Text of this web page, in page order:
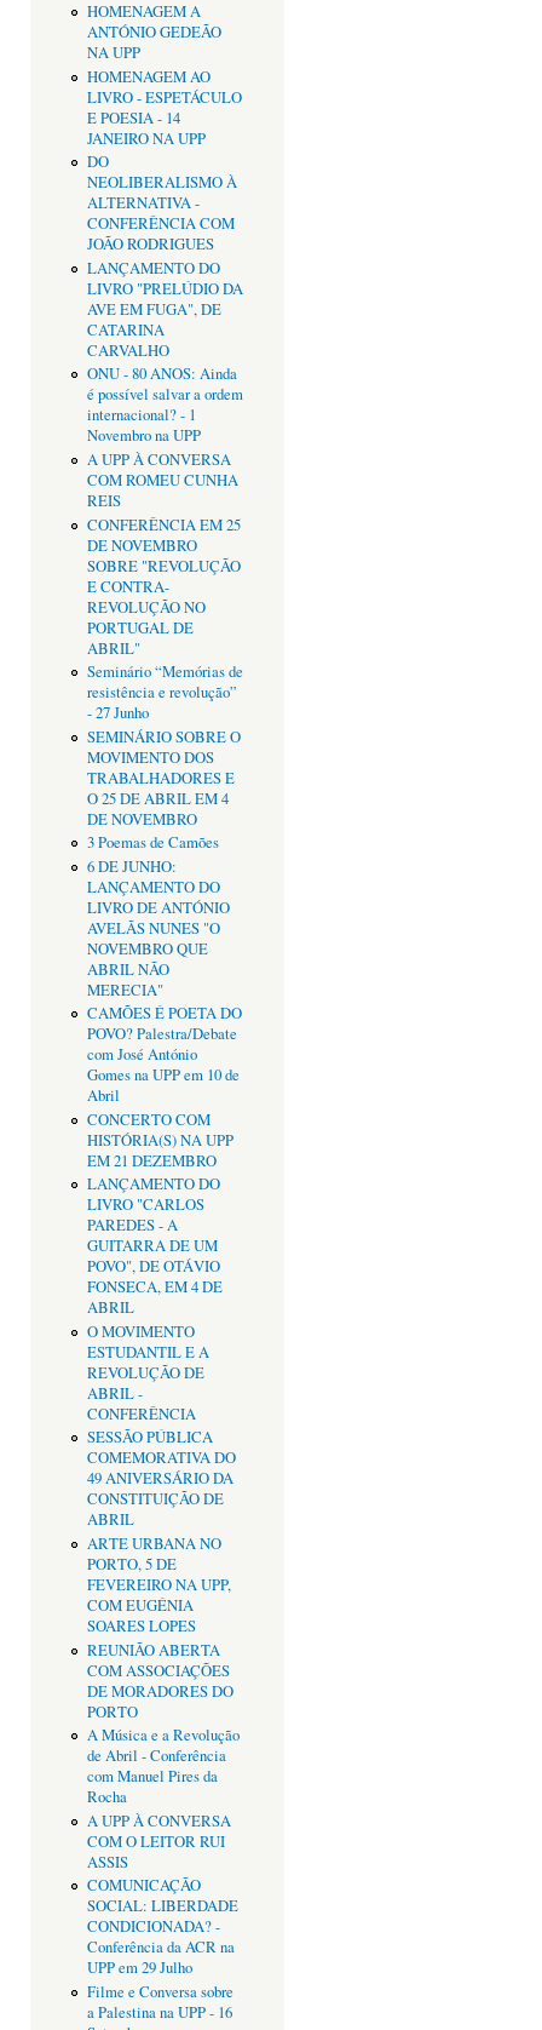
HOMENAGEM A
ANTÓNIO GEDEÃO
NA UPP
HOMENAGEM AO
LIVRO - ESPETÁCULO
E POESIA - 14
JANEIRO NA UPP
DO
NEOLIBERALISMO À
ALTERNATIVA -
CONFERÊNCIA COM
JOÃO RODRIGUES
LANÇAMENTO DO
LIVRO "PRELÚDIO DA
AVE EM FUGA", DE
CATARINA
CARVALHO
ONU - 80 ANOS: Ainda
é possível salvar a ordem
internacional? - 1
Novembro na UPP
A UPP À CONVERSA
COM ROMEU CUNHA
REIS
CONFERÊNCIA EM 25
DE NOVEMBRO
SOBRE "REVOLUÇÃO
E CONTRA-
REVOLUÇÃO NO
PORTUGAL DE
ABRIL"
Seminário “Memórias de
resistência e revolução”
- 27 Junho
SEMINÁRIO SOBRE O
MOVIMENTO DOS
TRABALHADORES E
O 25 DE ABRIL EM 4
DE NOVEMBRO
3 Poemas de Camões
6 DE JUNHO:
LANÇAMENTO DO
LIVRO DE ANTÓNIO
AVELÃS NUNES "O
NOVEMBRO QUE
ABRIL NÃO
MERECIA"
CAMÕES É POETA DO
POVO? Palestra/Debate
com José António
Gomes na UPP em 10 de
Abril
CONCERTO COM
HISTÓRIA(S) NA UPP
EM 21 DEZEMBRO
LANÇAMENTO DO
LIVRO "CARLOS
PAREDES - A
GUITARRA DE UM
POVO", DE OTÁVIO
FONSECA, EM 4 DE
ABRIL
O MOVIMENTO
ESTUDANTIL E A
REVOLUÇÃO DE
ABRIL -
CONFERÊNCIA
SESSÃO PÚBLICA
COMEMORATIVA DO
49 ANIVERSÁRIO DA
CONSTITUIÇÃO DE
ABRIL
ARTE URBANA NO
PORTO, 5 DE
FEVEREIRO NA UPP,
COM EUGÉNIA
SOARES LOPES
REUNIÃO ABERTA
COM ASSOCIAÇÕES
DE MORADORES DO
PORTO
A Música e a Revolução
de Abril - Conferência
com Manuel Pires da
Rocha
A UPP À CONVERSA
COM O LEITOR RUI
ASSIS
COMUNICAÇÃO
SOCIAL: LIBERDADE
CONDICIONADA? -
Conferência da ACR na
UPP em 29 Julho
Filme e Conversa sobre
a Palestina na UPP - 16